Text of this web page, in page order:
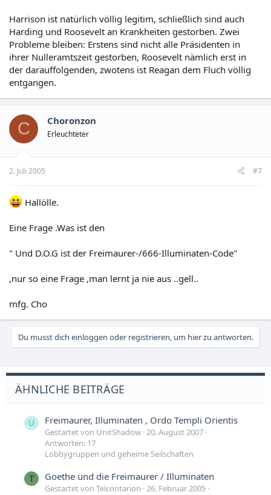
Harrison ist natürlich völlig legitim, schließlich sind auch
Harding und Roosevelt an Krankheiten gestorben. Zwei
Probleme bleiben: Erstens sind nicht alle Präsidenten in
ihrer Nulleramtszeit gestorben, Roosevelt nämlich erst in
der darauffolgenden, zwotens ist Reagan dem Fluch völlig
entgangen.
C Choronzon
Erleuchteter
2. Juli 2005 #7
Hallölle.
Eine Frage .Was ist den
" Und D.O.G ist der Freimaurer-/666-Illuminaten-Code"
,nur so eine Frage ,man lernt ja nie aus ..gell..
mfg. Cho
Du musst dich einloggen oder registrieren, um hier zu antworten.
ÄHNLICHE BEITRÄGE
U Freimaurer, Illuminaten , Ordo Templi Orientis
Gestartet von UnitShadow 20. August 2007
Antworten: 17
Lobbygruppen und geheime Seilschaften
T Goethe und die Freimaurer / Illuminaten
Gestartet von Telcontarion 26. Februar 2005